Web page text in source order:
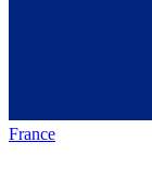
France